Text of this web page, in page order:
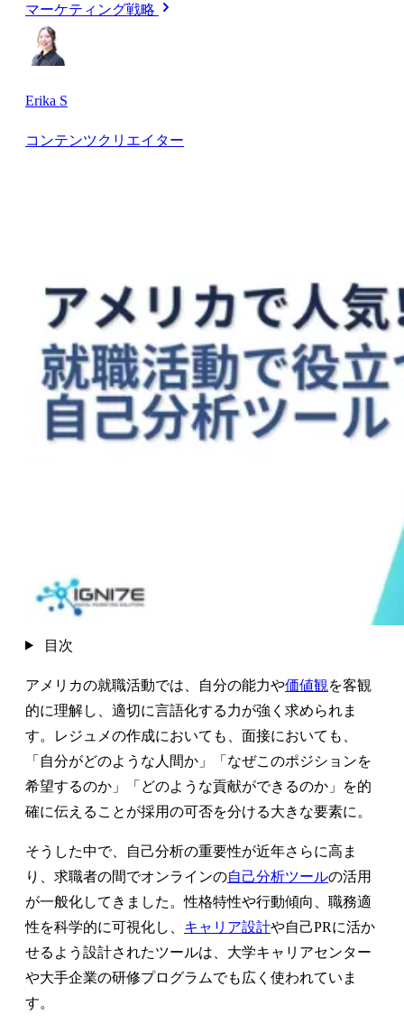
マーケティング戦略
Erika S
コンテンツクリエイター
目次
アメリカの就職活動では、自分の能力や価値観を客観
的に理解し、適切に言語化する力が強く求められま
す。レジュメの作成においても、面接においても、
「自分がどのような人間か」「なぜこのポジションを
希望するのか」「どのような貢献ができるのか」を的
確に伝えることが採用の可否を分ける大きな要素に。
そうした中で、自己分析の重要性が近年さらに高ま
り、求職者の間でオンラインの自己分析ツールの活用
が一般化してきました。性格特性や行動傾向、職務適
性を科学的に可視化し、 キャリア設計や自己PRに活か
せるよう設計されたツールは、大学キャリアセンター
や大手企業の研修プログラムでも広く使われていま
す。